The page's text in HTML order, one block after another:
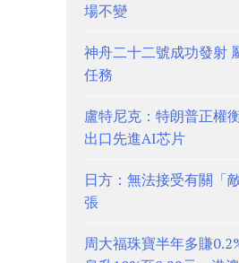
場不變
神舟二十二號成功發射
任務
盧特尼克：特朗普正權
出口先進AI芯片
日方：無法接受有關「
張
周大福珠寶半年多賺